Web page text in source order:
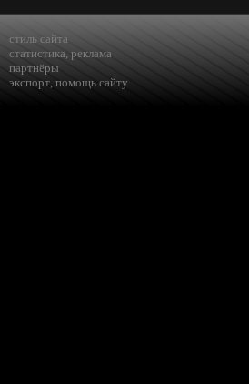
стиль сайта
статистика, реклама
партнёры
экспорт, помощь сайту